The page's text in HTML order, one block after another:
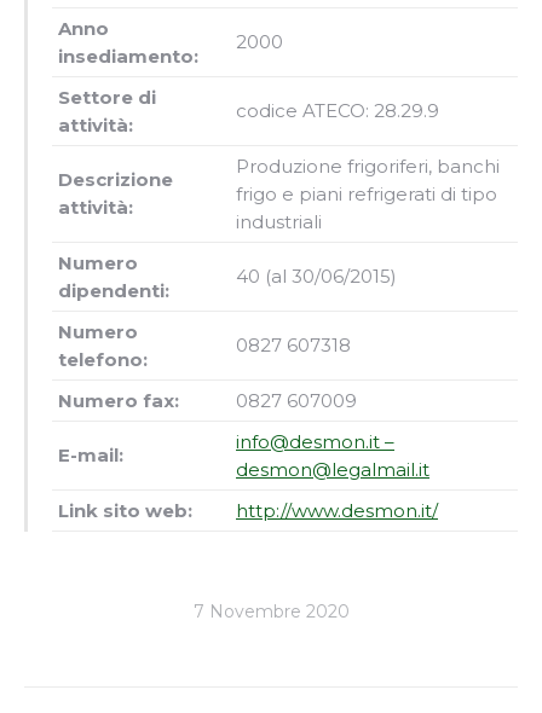
Anno
insediamento:
2000
Settore di
attività:
codice ATECO: 28.29.9
Descrizione
attività:
Produzione frigoriferi, banchi
frigo e piani refrigerati di tipo
industriali
Numero
dipendenti:
40 (al 30/06/2015)
Numero
telefono:
0827 607318
Numero fax: 0827 607009
E-mail:
info@desmon.it –
desmon@legalmail.it
Link sito web:
http://www.desmon.it/
7 Novembre 2020